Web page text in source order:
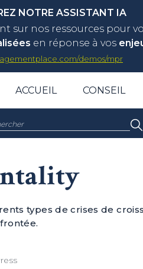
NOTRE ASSISTANT IA
sur nos ressources pour
en réponse à vos
demos/mpr
ACCUEIL CONSEIL
:
types de crises de